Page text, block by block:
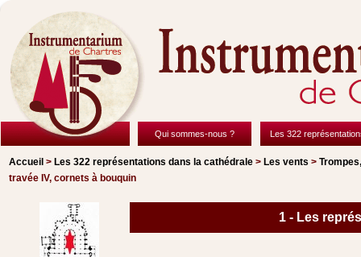
Qui sommes-nous ? Les 322
Accueil > Les 322 représentations dans la cathédrale > Les vents >
travée IV, cornets à bouquin
1 - Les